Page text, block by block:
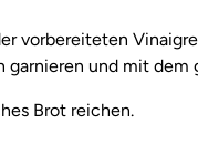
vorbereiteten
garnieren und mit dem
Brot reichen.